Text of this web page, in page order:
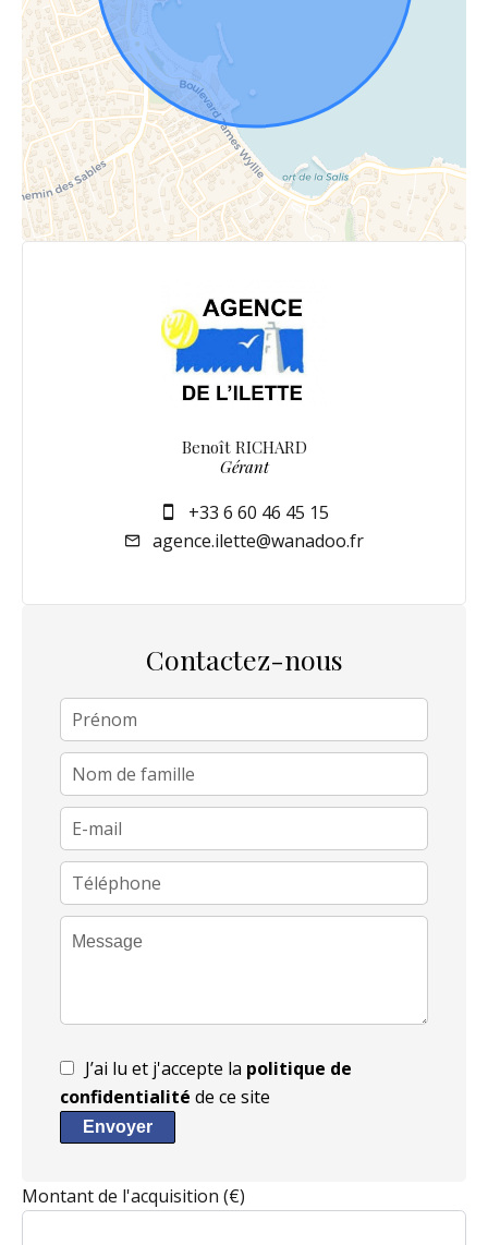
Benoît RICHARD
Gérant
+33 6 60 46 45 15
agence.ilette@wanadoo.fr
Contactez-nous
J’ai lu et j'accepte la politique de
confidentialité de ce site
Envoyer
Montant de l'acquisition (€)